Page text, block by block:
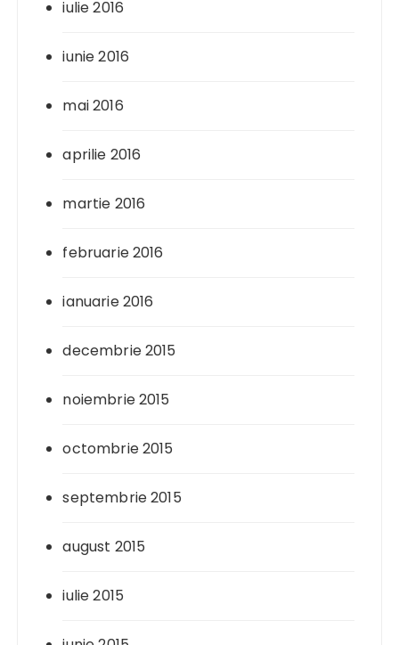
iulie 2016
iunie 2016
mai 2016
aprilie 2016
martie 2016
februarie 2016
ianuarie 2016
decembrie 2015
noiembrie 2015
octombrie 2015
septembrie 2015
august 2015
iulie 2015